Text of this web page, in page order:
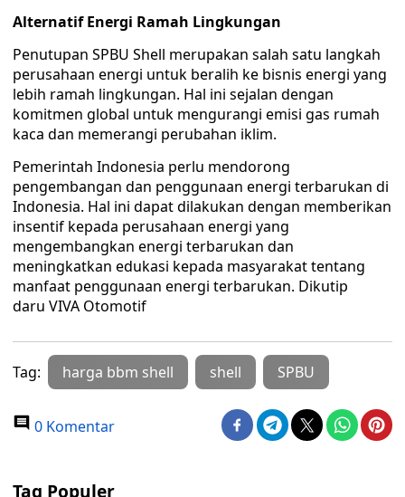
Alternatif Energi Ramah Lingkungan
Penutupan SPBU Shell merupakan salah satu langkah
perusahaan energi untuk beralih ke bisnis energi yang
lebih ramah lingkungan. Hal ini sejalan dengan
komitmen global untuk mengurangi emisi gas rumah
kaca dan memerangi perubahan iklim.
Pemerintah Indonesia perlu mendorong
pengembangan dan penggunaan energi terbarukan di
Indonesia. Hal ini dapat dilakukan dengan memberikan
insentif kepada perusahaan energi yang
mengembangkan energi terbarukan dan
meningkatkan edukasi kepada masyarakat tentang
manfaat penggunaan energi terbarukan. Dikutip
daru VIVA Otomotif
Tag: harga bbm shell shell SPBU
0 Komentar
Tag Populer